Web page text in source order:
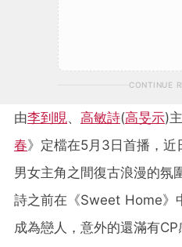
CONTINUE
由李到晛、 高敏詩(高旻示)
春》定檔在5月3日首播，近
男女主角之間復古浪漫的氛
詩之前在《Sweet Home》
成為戀人，意外的還滿有CP